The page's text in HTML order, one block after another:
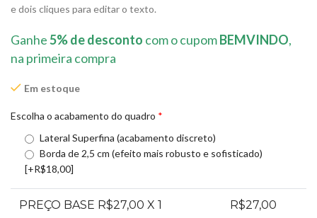
e dois cliques para editar o texto.
Ganhe5% de desconto com o cupomBEMVINDO,
na primeira compra
Em estoque
Escolha o acabamento do quadro *
Lateral Superfina (acabamento discreto)
Borda de 2,5 cm (efeito mais robusto e sofisticado)
[+R$18,00]
PREÇO BASE R$27,00 X 1 R$27,00